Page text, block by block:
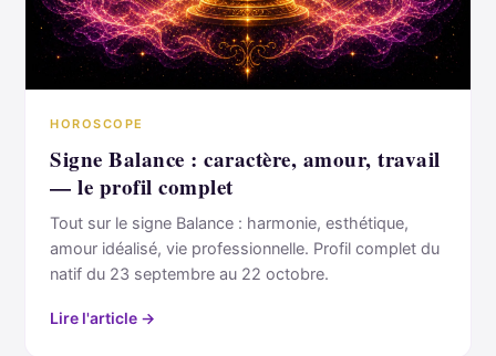
HOROSCOPE
Signe Balance : caractère, amour, travail
— le profil complet
Tout sur le signe Balance : harmonie, esthétique,
amour idéalisé, vie professionnelle. Profil complet du
natif du 23 septembre au 22 octobre.
Lire l'article →